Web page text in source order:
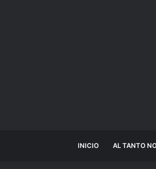
INICIO AL TANTO